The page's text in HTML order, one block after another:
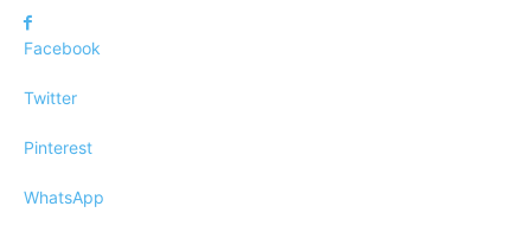
Facebook
Twitter
Pinterest
WhatsApp